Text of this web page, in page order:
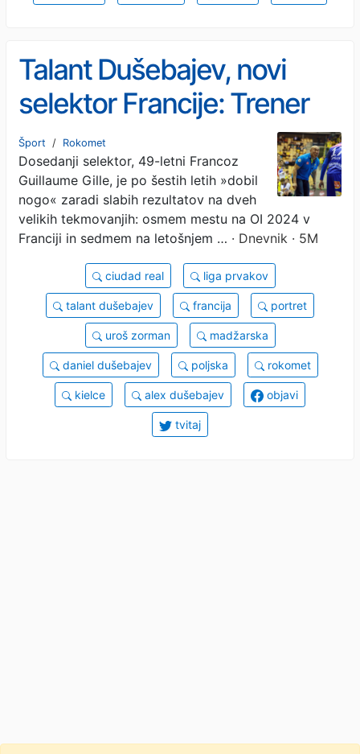
Talant Dušebajev, novi
selektor Francije: Trener
mora biti psiholog, oče in
vojak
Šport / Rokomet
Dosedanji selektor, 49-letni Francoz
Guillaume Gille, je po šestih letih »dobil
nogo« zaradi slabih rezultatov na dveh
velikih tekmovanjih: osmem mestu na OI 2024 v
Franciji in sedmem na letošnjem … · Dnevnik · 5M
ciudad real liga prvakov
talant dušebajev francija portret
uroš zorman madžarska
daniel dušebajev poljska rokomet
kielce alex dušebajev objavi
tvitaj